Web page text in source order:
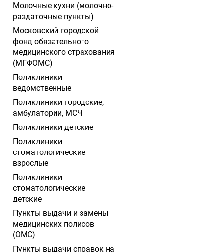
Молочные кухни (молочно-
раздаточные пункты)
Московский городской
фонд обязательного
медицинского страхования
(МГФОМС)
Поликлиники
ведомственные
Поликлиники городские,
амбулатории, МСЧ
Поликлиники детские
Поликлиники
стоматологические
взрослые
Поликлиники
стоматологические
детские
Пункты выдачи и замены
медицинских полисов
(ОМС)
Пункты выдачи справок на